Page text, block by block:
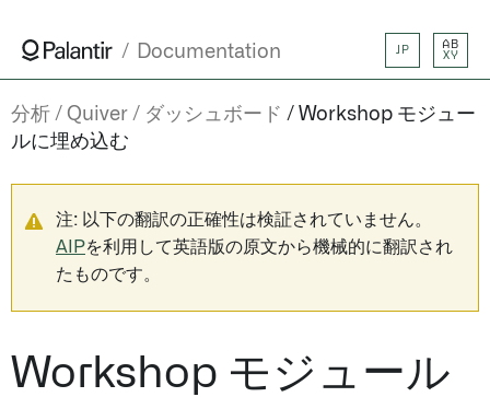
Documentation JP
AB
XY
分析 Quiver ダッシュボード
Workshop モジュー
ルに埋め込む
注: 以下の翻訳の正確性は検証されていません。
AIPを利用して英語版の原文から機械的に翻訳され
たものです。
Workshop モジュール